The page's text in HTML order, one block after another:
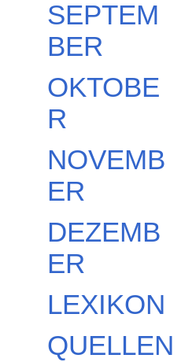
SEPTEM
BER
OKTOBE
R
NOVEMB
ER
DEZEMB
ER
LEXIKON
QUELLEN